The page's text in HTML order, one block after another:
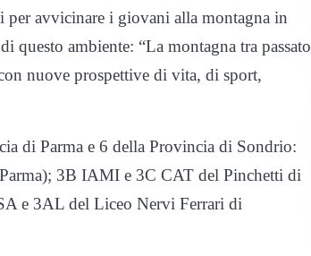
per avvicinare i giovani alla montagna in
questo ambiente: “La montagna tra passato
nuove prospettive di vita, di sport,
di Parma e 6 della Provincia di Sondrio:
3B IAMI e 3C CAT del Pinchetti di
e 3AL del Liceo Nervi Ferrari di